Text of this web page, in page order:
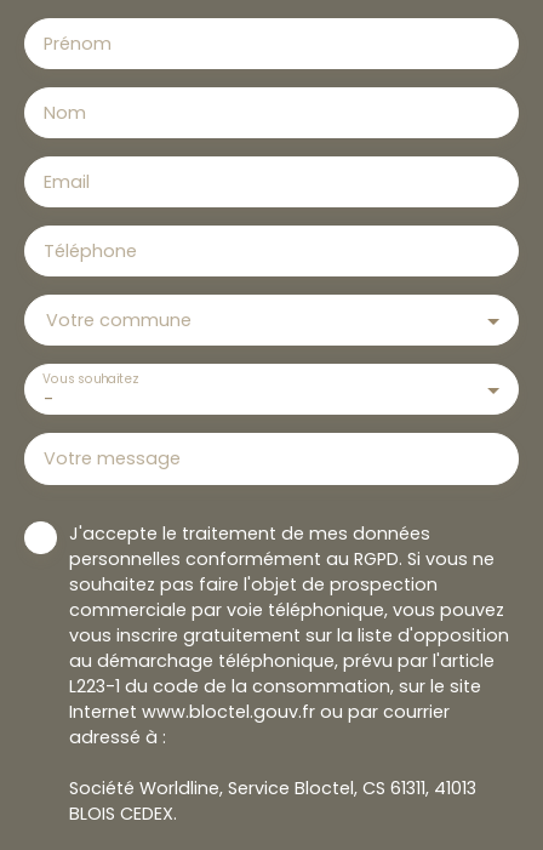
Prénom
Nom
Email
Téléphone
Votre commune
-
Vous souhaitez
Votre message
J'accepte le traitement de mes données
personnelles conformément au RGPD. Si vous ne
souhaitez pas faire l'objet de prospection
commerciale par voie téléphonique, vous pouvez
vous inscrire gratuitement sur la liste d'opposition
au démarchage téléphonique, prévu par l'article
L223-1 du code de la consommation, sur le site
Internet www.bloctel.gouv.fr ou par courrier
adressé à :
Société Worldline, Service Bloctel, CS 61311, 41013
BLOIS CEDEX.